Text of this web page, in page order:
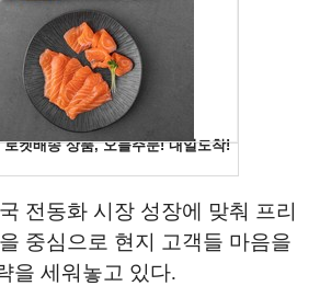
전동화 시장 성장에 맞춰 프리
중심으로 현지 고객들 마음을
을 세워놓고 있다.